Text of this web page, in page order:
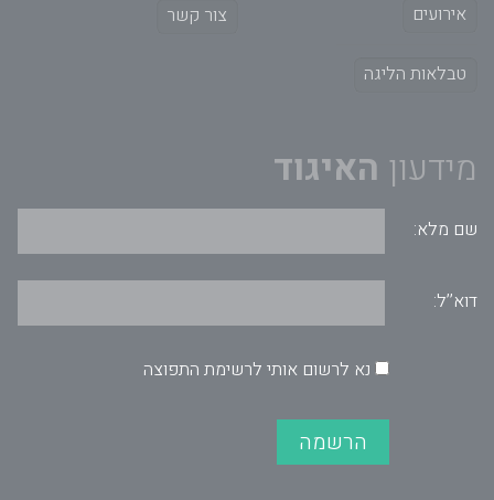
אירועים
טבלאות הליגה
צור קשר
מידעון האיגוד
שם מלא:
דוא’’ל:
נא לרשום אותי לרשימת התפוצה